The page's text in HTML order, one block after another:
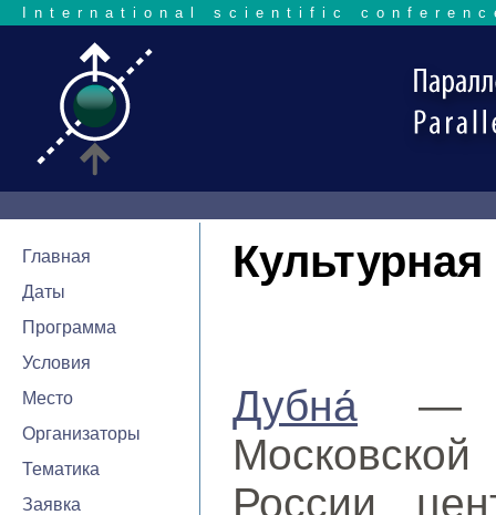
International scientific
Главная
Даты
Программа
Условия
Место
Организаторы
Тематика
Заявка
Дубна́ —
России